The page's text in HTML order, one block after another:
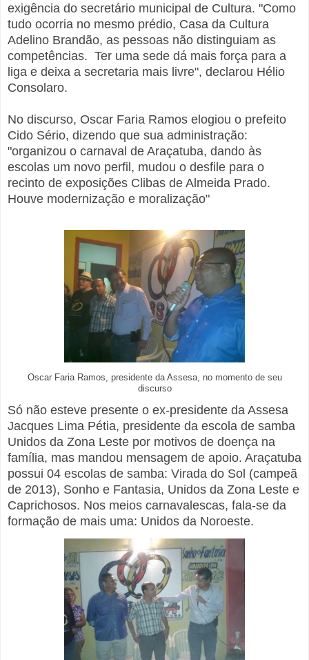
exigência do secretário municipal de Cultura. "Como
tudo ocorria no mesmo prédio, Casa da Cultura
Adelino Brandão, as pessoas não distinguiam as
competências. Ter uma sede dá mais força para a
liga e deixa a secretaria mais livre", declarou Hélio
Consolaro.
No discurso, Oscar Faria Ramos elogiou o prefeito
Cido Sério, dizendo que sua administração:
"organizou o carnaval de Araçatuba, dando às
escolas um novo perfil, mudou o desfile para o
recinto de exposições Clibas de Almeida Prado.
Houve modernização e moralização"
Oscar Faria Ramos, presidente da Assesa, no momento de seu
discurso
Só não esteve presente o ex-presidente da Assesa
Jacques Lima Pétia, presidente da escola de samba
Unidos da Zona Leste por motivos de doença na
família, mas mandou mensagem de apoio. Araçatuba
possui 04 escolas de samba: Virada do Sol (campeã
de 2013), Sonho e Fantasia, Unidos da Zona Leste e
Caprichosos. Nos meios carnavalescas, fala-se da
formação de mais uma: Unidos da Noroeste.